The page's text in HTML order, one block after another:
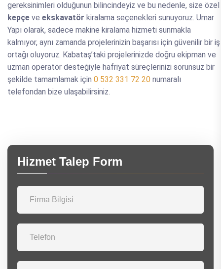
gereksinimleri olduğunun bilincindeyiz ve bu nedenle, size özel
kepçe ve ekskavatör kiralama seçenekleri sunuyoruz. Umar
Yapı olarak, sadece makine kiralama hizmeti sunmakla
kalmıyor, aynı zamanda projelerinizin başarısı için güvenilir bir iş
ortağı oluyoruz. Kabataş’taki projelerinizde doğru ekipman ve
uzman operatör desteğiyle hafriyat süreçlerinizi sorunsuz bir
şekilde tamamlamak için 0 532 331 72 20 numaralı
telefondan bize ulaşabilirsiniz.
Hizmet Talep Form